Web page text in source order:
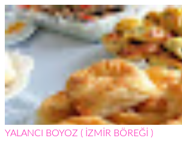
YALANCI BOYOZ ( İZMİR BÖREĞİ )